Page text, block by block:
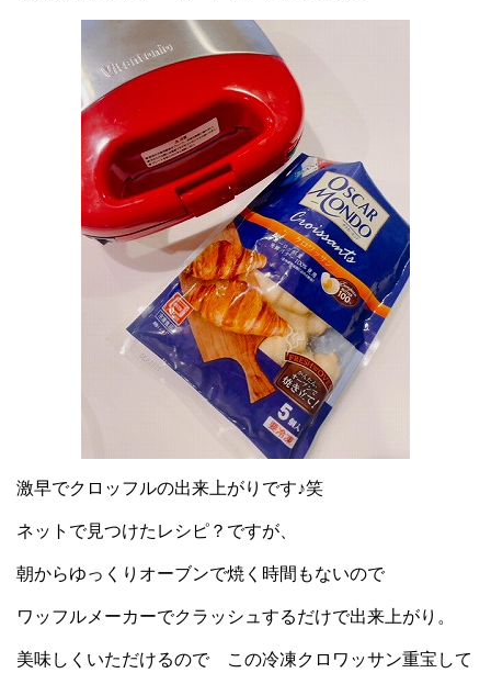
激早でクロッフルの出来上がりです♪笑
ネットで見つけたレシピ？ですが、
朝からゆっくりオーブンで焼く時間もないので
ワッフルメーカーでクラッシュするだけで出来上がり。
美味しくいただけるので この冷凍クロワッサン重宝して